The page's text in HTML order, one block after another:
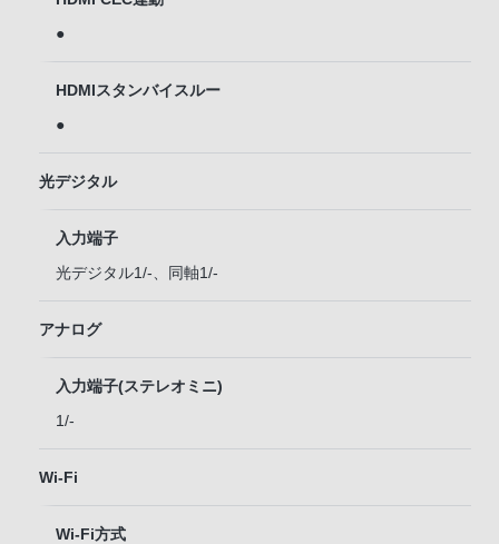
●
HDMIスタンバイスルー
●
光デジタル
入力端子
光デジタル1/-、同軸1/-
アナログ
入力端子(ステレオミニ)
1/-
Wi-Fi
Wi-Fi方式